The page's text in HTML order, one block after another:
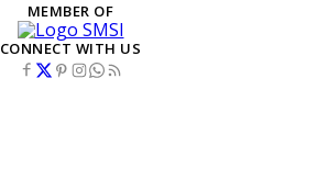
MEMBER OF
CONNECT WITH US